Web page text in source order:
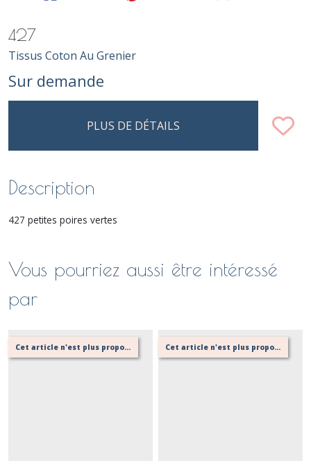
427
Tissus Coton Au Grenier
Sur demande
PLUS DE DÉTAILS
Description
427 petites poires vertes
Vous pourriez aussi être intéressé
par
Cet article n'est plus proposé, retournez au menu principal ou contactez moi! Cet article n'est plus proposé, retournez au menu principal ou contactez moi!